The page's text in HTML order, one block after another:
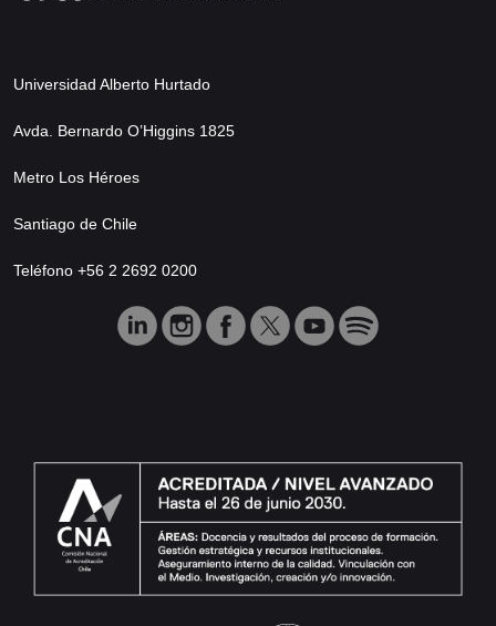
Universidad Alberto Hurtado
Avda. Bernardo O’Higgins 1825
Metro Los Héroes
Santiago de Chile
Teléfono +56 2 2692 0200